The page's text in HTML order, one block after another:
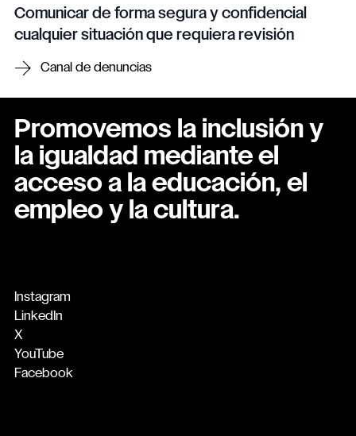
Comunicar de forma segura y confidencial
cualquier situación que requiera revisión
Canal de denuncias
Promovemos la inclusión y
la igualdad mediante el
acceso a la educación, el
empleo y la cultura.
Instagram
LinkedIn
X
YouTube
Facebook